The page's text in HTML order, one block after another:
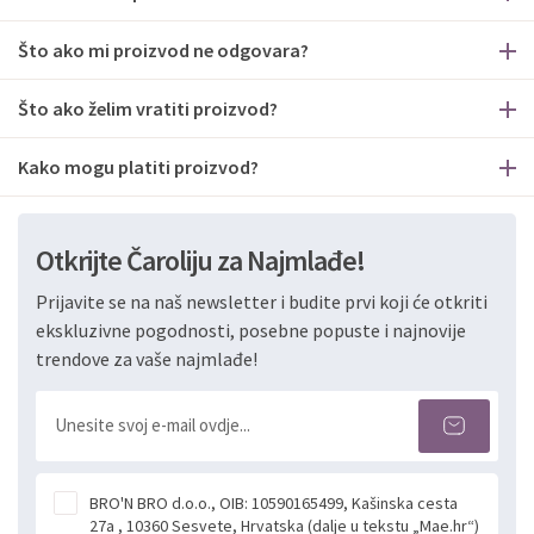
Što ako mi proizvod ne odgovara?
Što ako želim vratiti proizvod?
Kako mogu platiti proizvod?
Otkrijte Čaroliju za Najmlađe!
Prijavite se na naš newsletter i budite prvi koji će otkriti
ekskluzivne pogodnosti, posebne popuste i najnovije
trendove za vaše najmlađe!
BRO'N BRO d.o.o., OIB: 10590165499, Kašinska cesta
27a , 10360 Sesvete, Hrvatska (dalje u tekstu „Mae.hr“)